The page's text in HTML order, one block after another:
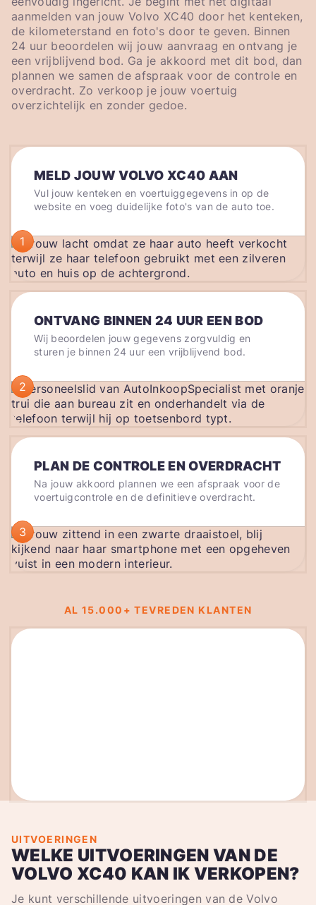
aanmelden van jouw Volvo XC40 door het kenteken,
de kilometerstand en foto's door te geven. Binnen
24 uur beoordelen wij jouw aanvraag en ontvang je
een vrijblijvend bod. Ga je akkoord met dit bod, dan
plannen we samen de afspraak voor de controle en
overdracht. Zo verkoop je jouw voertuig
overzichtelijk en zonder gedoe.
MELD JOUW VOLVO XC40 AAN
Vul jouw kenteken en voertuiggegevens in op de
website en voeg duidelijke foto's van de auto toe.
1
ONTVANG BINNEN 24 UUR EEN BOD
Wij beoordelen jouw gegevens zorgvuldig en
sturen je binnen 24 uur een vrijblijvend bod.
2
PLAN DE CONTROLE EN OVERDRACHT
Na jouw akkoord plannen we een afspraak voor de
voertuigcontrole en de definitieve overdracht.
3
AL 15.000+ TEVREDEN KLANTEN
UITVOERINGEN
WELKE UITVOERINGEN VAN DE
VOLVO XC40 KAN IK VERKOPEN?
Je kunt verschillende uitvoeringen van de Volvo